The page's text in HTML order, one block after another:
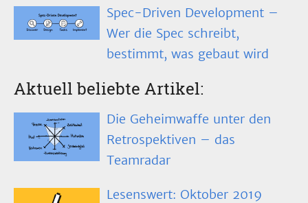
Spec-Driven Development –
Wer die Spec schreibt,
bestimmt, was gebaut wird
Aktuell beliebte Artikel:
Die Geheimwaffe unter den
Retrospektiven – das
Teamradar
Lesenswert: Oktober 2019